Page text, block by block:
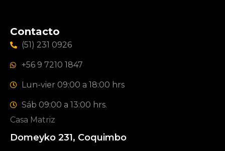
Contacto
(51) 231 0926
+56 9 7210 1847
Lun-vier 09:00 a 18:00 hrs
Sáb 09:00 a 13:00 hrs.
Casa Matriz
Domeyko 231, Coquimbo